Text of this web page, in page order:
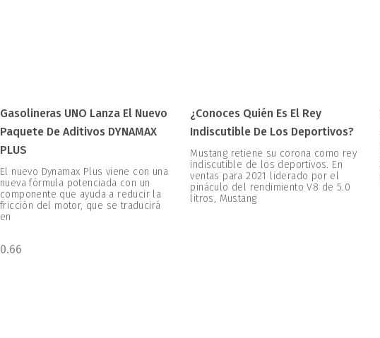
Gasolineras UNO Lanza El Nuevo
Paquete De Aditivos DYNAMAX
PLUS
El nuevo Dynamax Plus viene con una
nueva fórmula potenciada con un
componente que ayuda a reducir la
fricción del motor, que se traducirá
en
¿Conoces Quién Es El Rey
Indiscutible De Los Deportivos?
Mustang retiene su corona como rey
indiscutible de los deportivos. En
ventas para 2021 liderado por el
pináculo del rendimiento V8 de 5.0
litros, Mustang